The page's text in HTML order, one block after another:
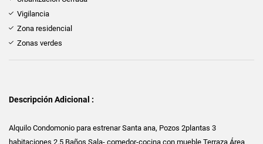
Vigilancia
Zona residencial
Zonas verdes
Descripción Adicional :
Alquilo Condomonio para estrenar Santa ana, Pozos 2plantas 3
habitaciones 2.5 Baños Sala- comedor-cocina con mueble Terraza Área